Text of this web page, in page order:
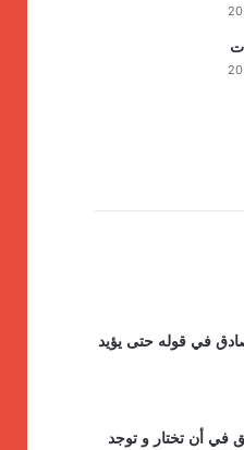
في قوله حتى يؤيد
في أن تختار و توجد